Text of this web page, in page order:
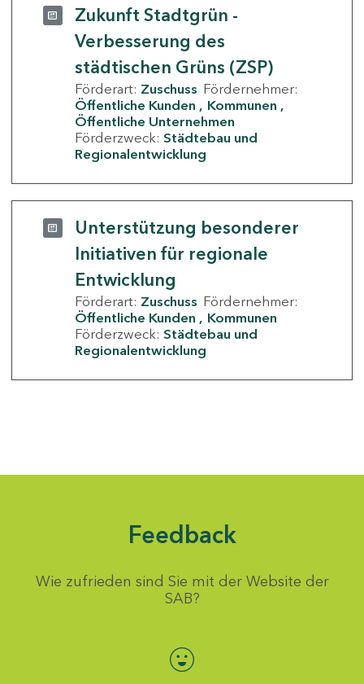
Zukunft Stadtgrün -
Verbesserung des
städtischen Grüns (ZSP)
Förderart: Zuschuss Fördernehmer:
Öffentliche Kunden
Kommunen
Öffentliche Unternehmen
Förderzweck: Städtebau und
Regionalentwicklung
Unterstützung besonderer
Initiativen für regionale
Entwicklung
Förderart: Zuschuss Fördernehmer:
Öffentliche Kunden
Kommunen
Förderzweck: Städtebau und
Regionalentwicklung
Feedback
Wie zufrieden sind Sie mit der Website der
SAB?
Bewertung auswählen